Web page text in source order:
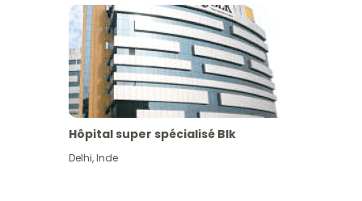
Hôpital super spécialisé Blk
Delhi,Inde